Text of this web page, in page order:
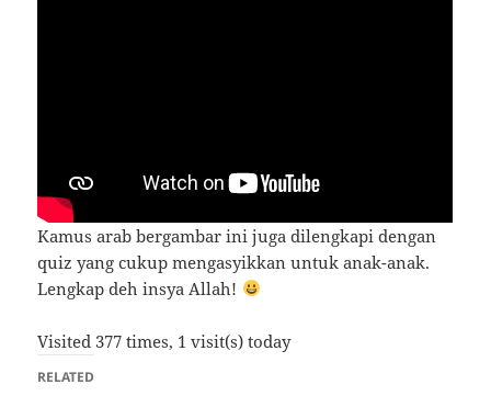
Kamus arab bergambar ini juga dilengkapi dengan
quiz yang cukup mengasyikkan untuk anak-anak.
Lengkap deh insya Allah!
Visited 377 times, 1 visit(s) today
RELATED